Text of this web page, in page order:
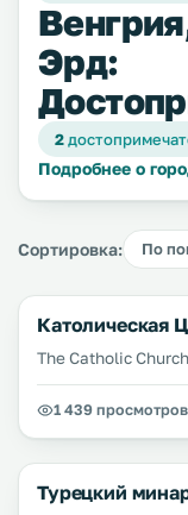
Эрд:
2
Подробнее о
Сортировка: По
Католическая
The Catholic
1 439 просмотров
Турецкий